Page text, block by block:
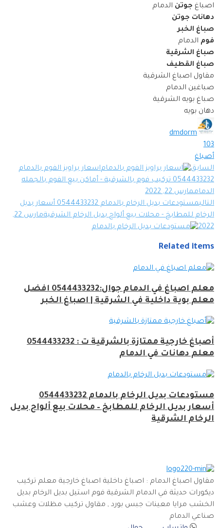
اصباغ جوتن الدمام
دهانات جوتن
صباغ الخبر
فوم الدمام
صباغ الشرقية
صباغ القطيف
مقاول اصباغ الشرقية
صباغين الدمام
صباغ بويه الشرقية
دهان بويه
dmdorm
103
أصباغ
السابق
اسعار براويز الفوم بالدمام
0544433232 تركيب فوم بالشرقية - أماكن بيع الفوم بالجمله
الدماممارس 22, 2022
التالي
مستودعات بديل الرخام بالدمام 0544433232 أسعار بديل
الرخام للمطابخ - محلات بيع ألواح بديل الرخام الشرقية
مارس 22,
2022
Related items
معلم اصباغ في الدمام جوال:0544433232 افضل
معلم بوية داخلية في الشرقية | اصباغ الخبر
أصباغ خارجية ممتازة بالشرقية ت : 0544433232
معلم دهانات في الدمام
مستودعات بديل الرخام بالدمام 0544433232
أسعار بديل الرخام للمطابخ – محلات بيع ألواح بديل
الرخام الشرقية
مقاول اصباغ الدمام : اصباغ داخلية اصباغ خارجية معلم تركيب
ديكورات حديثة في الدمام الشرقية فوم استيل بديل الرخام بديل
الخشب مرايا معينات جبس بورد , مقاول تركيب مظلات وعشب
صناعي الدمام